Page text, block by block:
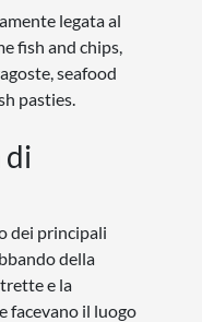
legata al
fish and chips,
seafood
pasties.
di
dei principali
della
e la
facevano il luogo